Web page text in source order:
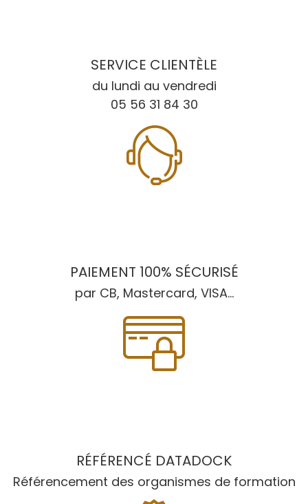
SERVICE CLIENTÈLE
du lundi au vendredi
05 56 31 84 30
PAIEMENT 100% SÉCURISÉ
par CB, Mastercard, VISA...
RÉFÉRENCÉ DATADOCK
Référencement des organismes de formation